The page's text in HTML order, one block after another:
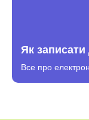
Як
Все про